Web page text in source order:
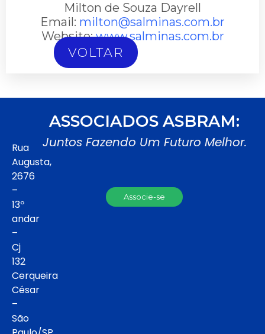
Milton de Souza Dayrell
Email: milton@salminas.com.br
Website:www.salminas.com.br
VOLTAR
Rua
Augusta,
2676
–
13º
andar
–
Cj
132
Cerqueira
César
–
São
ASSOCIADOS ASBRAM:
Juntos Fazendo Um Futuro Melhor.
Associe-se